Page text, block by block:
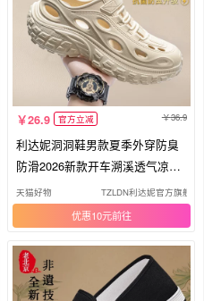
26.9 官方立减 36.9
利达妮洞洞鞋男款夏季外穿防臭
防滑2026新款开车溯溪透气凉鞋
男士
天猫好物 TZLDN利达妮官方旗舰店
优惠10元